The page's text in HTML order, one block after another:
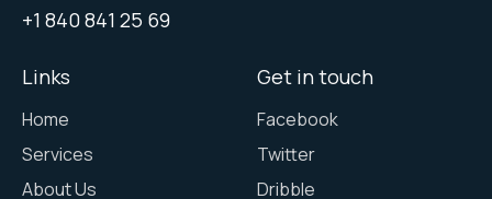
+1 840 841 25 69
Links
Home
Services
About Us
Get in touch
Facebook
Twitter
Dribble